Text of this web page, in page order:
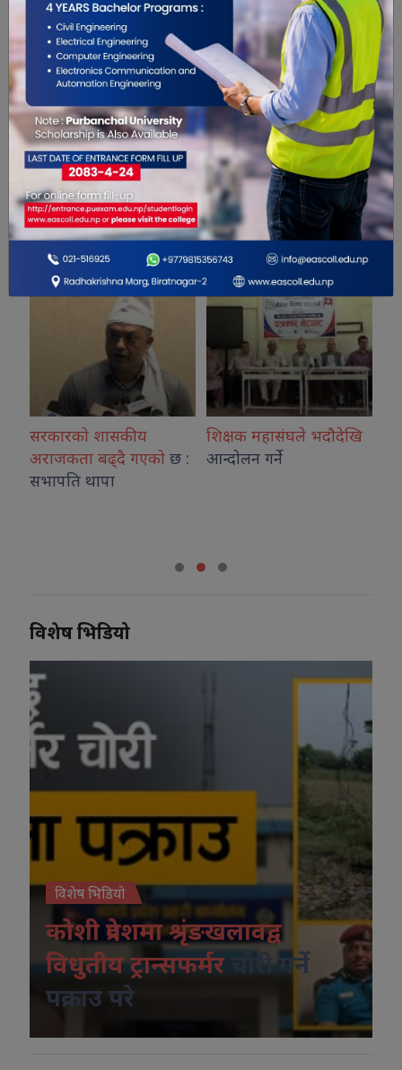
सम्बंधित खबरहरु
सरकारको शासकीय
अराजकता बढ्दै गएको छ :
सभापति थापा
शिक्षक महासंघले भदौदेखि
आन्दोलन गर्ने
विशेष भिडियो
विशेष भिडियो
कोशी प्रदेशमा श्रृंङखलावद्व
विधुतीय ट्रान्सफर्मर
चोरी गर्ने
पक्राउ परे